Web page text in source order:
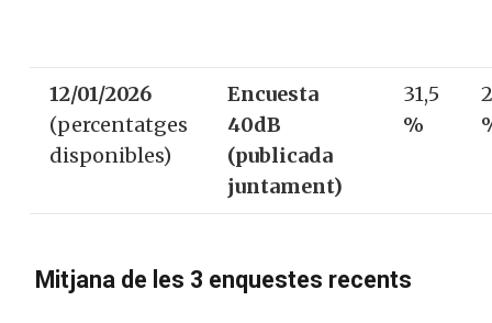
12/01/2026
(percentatges
disponibles)
Encuesta
40dB
(publicada
juntament)
31,5
%
Mitjana de les 3 enquestes recents